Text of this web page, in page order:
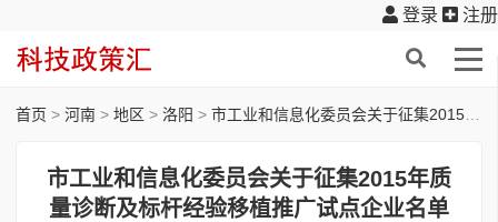
登录 注册
首页 > 河南 > 地区 > 洛阳 > 市工业和信息化委员会关于征集2015年质量诊断及标杆经验移植推广试点企业名单的通知
市工业和信息化委员会关于征集2015年质
量诊断及标杆经验移植推广试点企业名单